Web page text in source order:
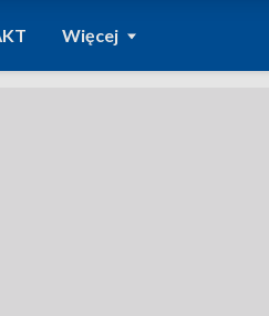
Więcej